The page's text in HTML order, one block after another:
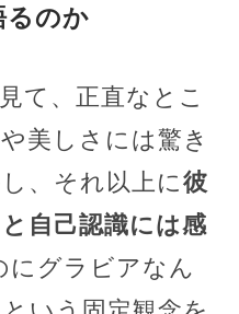
るのか
て、正直なとこ
美しさには驚き
、それ以上に彼
自己認識には感
にグラビアなん